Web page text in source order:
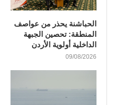
الحباشنة يحذر من عواصف
المنطقة: تحصين الجبهة
الداخلية أولوية الأردن
09/08/2026